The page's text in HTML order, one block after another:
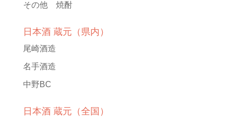
その他 焼酎
日本酒 蔵元（県内）
尾崎酒造
名手酒造
中野BC
日本酒 蔵元（全国）